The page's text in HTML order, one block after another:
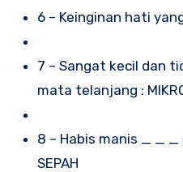
6 – Keinginan hati
7 – Sangat kecil dan
mata telanjang :
8 – Habis manis _ _ _
SEPAH